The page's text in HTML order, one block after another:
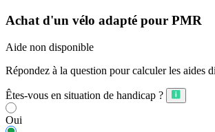
Achat d'un vélo adapté pour PMR
Aide non disponible
Répondez à la question pour calculer les aides
Êtes-vous en situation de handicap ?
Oui